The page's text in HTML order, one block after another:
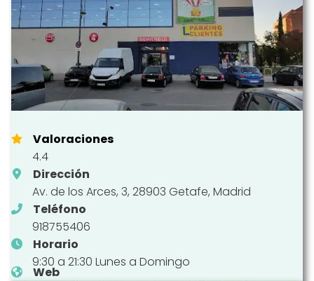
Valoraciones
4.4
Dirección
Av. de los Arces, 3, 28903 Getafe, Madrid
Teléfono
918755406
Horario
9:30 a 21:30 Lunes a Domingo
Web